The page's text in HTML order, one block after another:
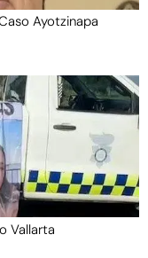
Ayotzinapa
Vallarta